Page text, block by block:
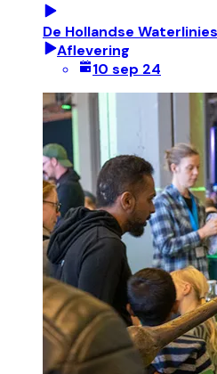
De Hollandse Waterlinies
Aflevering
10 sep 24